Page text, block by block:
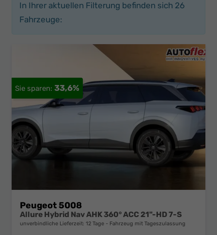
In Ihrer aktuellen Filterung befinden sich 26
Fahrzeuge:
33,6%
Peugeot 5008
Allure Hybrid Nav AHK 360° ACC 21"-HD 7-S
unverbindliche Lieferzeit: 12 Tage Fahrzeug mit Tageszulassung